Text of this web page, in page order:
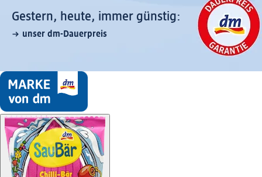
Gestern, heute, immer günstig:
unser dm-Dauerpreis